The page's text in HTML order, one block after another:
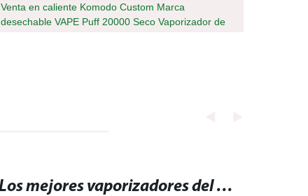
Venta en caliente Komodo Custom Marca
desechable VAPE Puff 20000 Seco Vaporizador de
Los mejores vaporizadores del 2022 para disfrutar de la mejor experiencia de vaping